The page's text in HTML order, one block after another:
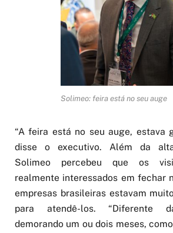
Solimeo: feira está no seu auge
“A feira está no seu auge, estava
disse o executivo. Além da alta
Solimeo percebeu que os
realmente interessados em fechar
empresas brasileiras estavam
para atendê-los. “Diferente
demorando um ou dois meses,